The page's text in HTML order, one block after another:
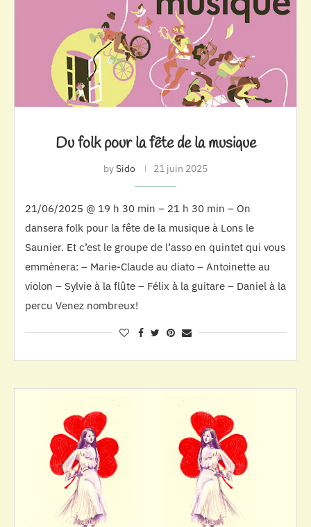
Du folk pour la fête de la musique
bySido 21 juin 2025
21/06/2025 @ 19 h 30 min – 21 h 30 min – On
dansera folk pour la fête de la musique à Lons le
Saunier. Et c’est le groupe de l’asso en quintet qui vous
emmènera: – Marie-Claude au diato – Antoinette au
violon – Sylvie à la flûte – Félix à la guitare – Daniel à la
percu Venez nombreux!